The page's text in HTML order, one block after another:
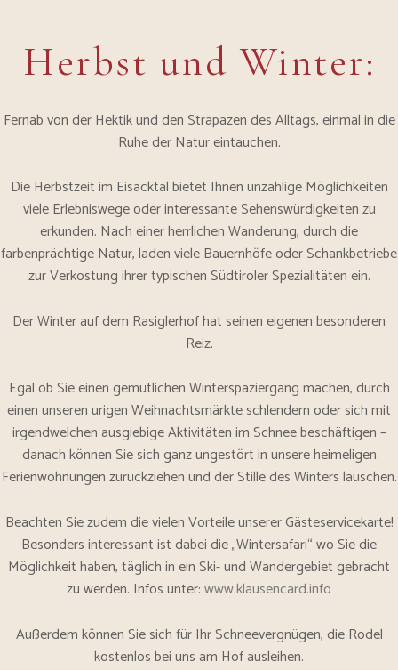
Herbst und Winter:
Fernab von der Hektik und den Strapazen des Alltags, einmal in die
Ruhe der Natur eintauchen.
Die Herbstzeit im Eisacktal bietet Ihnen unzählige Möglichkeiten
viele Erlebniswege oder interessante Sehenswürdigkeiten zu
erkunden. Nach einer herrlichen Wanderung, durch die
farbenprächtige Natur, laden viele Bauernhöfe oder Schankbetriebe
zur Verkostung ihrer typischen Südtiroler Spezialitäten ein.
Der Winter auf dem Rasiglerhof hat seinen eigenen besonderen
Reiz.
Egal ob Sie einen gemütlichen Winterspaziergang machen, durch
einen unseren urigen Weihnachtsmärkte schlendern oder sich mit
irgendwelchen ausgiebige Aktivitäten im Schnee beschäftigen –
danach können Sie sich ganz ungestört in unsere heimeligen
Ferienwohnungen zurückziehen und der Stille des Winters lauschen.
Beachten Sie zudem die vielen Vorteile unserer Gästeservicekarte!
Besonders interessant ist dabei die „Wintersafari“ wo Sie die
Möglichkeit haben, täglich in ein Ski- und Wandergebiet gebracht
zu werden. Infos unter:www.klausencard.info
Außerdem können Sie sich für Ihr Schneevergnügen, die Rodel
kostenlos bei uns am Hof ausleihen.